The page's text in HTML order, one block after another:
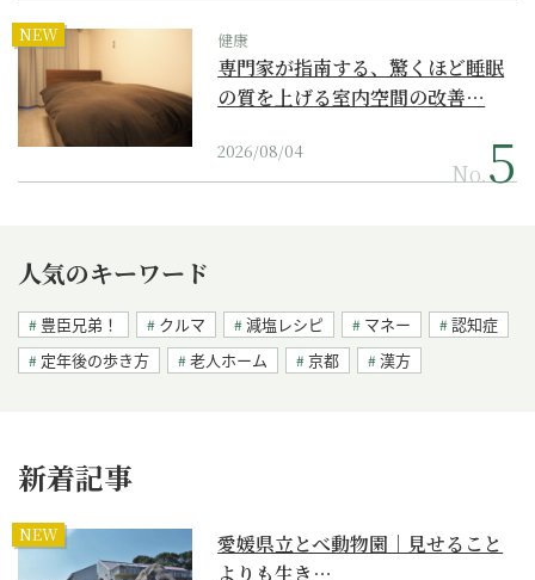
NEW 健康
専門家が指南する、驚くほど睡眠
の質を上げる室内空間の改善…
2026/08/04
No.
人気のキーワード
豊臣兄弟！ クルマ 減塩レシピ マネー
認知症
定年後の歩き方
老人ホーム 京都 漢方
新着記事
NEW
愛媛県立とべ動物園｜見せること
よりも生き…